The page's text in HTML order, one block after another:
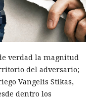
verdad la magnitud
del adversario;
Vangelis Stikas,
dentro los